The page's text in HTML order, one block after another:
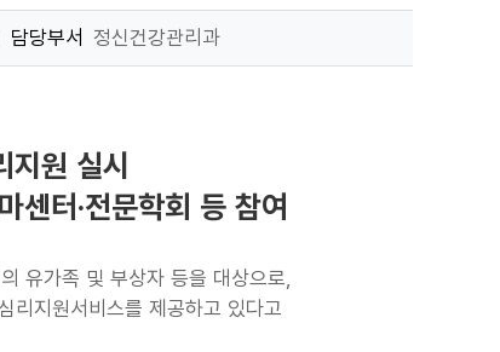
담당부서 정신건강관리과
지원 실시
센터·전문학회 등 참여
유가족 및 부상자 등을 대상으로,
리지원서비스를 제공하고 있다고